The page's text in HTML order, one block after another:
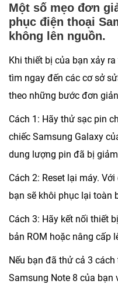
Một số mẹo đơn
phục điện thoại
không lên nguồn.
Khi thiết bị của bạn xảy
tìm ngay đến các cơ sở
theo những bước đơn
Cách 1: Hãy thử sạc pin
chiếc Samsung Galaxy
dung lượng pin đã bị
Cách 2: Reset lại máy.
bạn sẽ khôi phục lại toàn
Cách 3: Hãy kết nối thiết
bản ROM hoặc nâng cấp
Nếu bạn đã thử cả 3
Samsung Note 8 của